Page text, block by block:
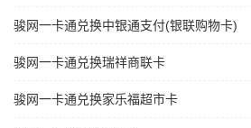
骏网一卡通兑换中银通支付(银联购物卡)
骏网一卡通兑换瑞祥商联卡
骏网一卡通兑换家乐福超市卡